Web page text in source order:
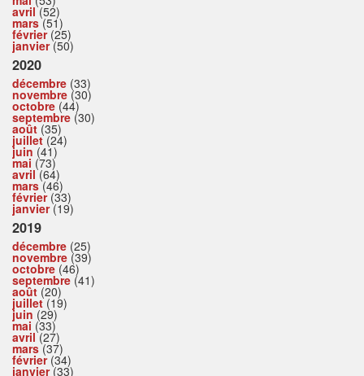
avril(52)
mars(51)
février(25)
janvier(50)
2020
décembre (33)
novembre (30)
octobre (44)
septembre (30)
août (35)
juillet(24)
juin (41)
mai (73)
avril(64)
mars(46)
février(33)
janvier(19)
2019
décembre (25)
novembre (39)
octobre (46)
septembre (41)
août (20)
juillet(19)
juin (29)
mai (33)
avril(27)
mars(37)
février(34)
janvier(33)